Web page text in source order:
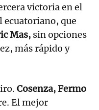
victoria en el
ecuatoriano, que
Mas, sin opciones
más rápido y
Cosenza, Fermo
El mejor